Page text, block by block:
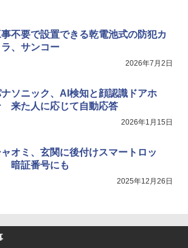
不要で設置できる乾電池式の防犯カ
ラ、サンコー
2026年7月2日
ソニック、AI検知と顔認識ドアホ
来た人に応じて自動応答
2026年1月15日
ャオミ、玄関に後付けスマートロッ
暗証番号にも
2025年12月26日